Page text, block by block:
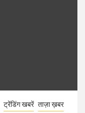
ट्रेंडिंग खबरें ताज़ा ख़बर